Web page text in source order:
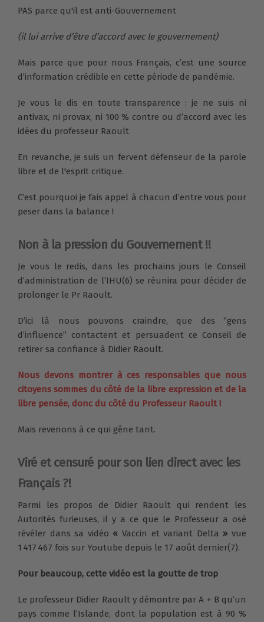
PAS parce qu'il est anti-Gouvernement
(il lui arrive d’être d’accord avec le gouvernement)
Mais parce que pour nous Français, c’est une source
d’information crédible en cette période de pandémie.
Je vous le dis en toute transparence : je ne suis ni
antivax, ni provax, ni 100 % contre ou d’accord avec les
idées du professeur Raoult.
En revanche, je suis un fervent défenseur de la parole
libre et de l'esprit critique.
C’est pourquoi je fais appel à chacun d’entre vous pour
peser dans la balance !
Non à la pression du Gouvernement !!
Je vous le redis, dans les prochains jours le Conseil
d’administration de l’IHU(6) se réunira pour décider de
prolonger le Pr Raoult.
D’ici là nous pouvons craindre, que des “gens
d’influence” contactent et persuadent ce Conseil de
retirer sa confiance à Didier Raoult.
Nous devons montrer à ces responsables que nous
citoyens sommes du côté de la libre expression et de la
libre pensée, donc du côté du Professeur Raoult !
Mais revenons à ce qui gêne tant.
Viré et censuré pour son lien direct avec les
Français ?!
Parmi les propos de Didier Raoult qui rendent les
Autorités furieuses, il y a ce que le Professeur a osé
révéler dans sa vidéo « Vaccin et variant Delta» vue
1 417 467 fois sur Youtube depuis le 17 août dernier(7).
Pour beaucoup, cette vidéo est la goutte de trop
Le professeur Didier Raoult y démontre par A + B qu’un
pays comme l’Islande, dont la population est à 90 %